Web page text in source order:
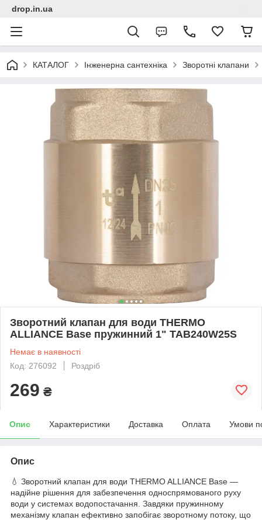
drop.in.ua
КАТАЛОГ Інженерна сантехніка Зворотні клапани
Зворотний клапан для води THERMO
ALLIANCE Base пружинний 1" TAB240W25S
Немає в наявності
Код: 276092
Роздріб
269 ₴
Опис Характеристики Доставка Оплата Умови
Опис
💧 Зворотний клапан для води THERMO ALLIANCE Base —
надійне рішення для забезпечення односпрямованого руху
води у системах водопостачання. Завдяки пружинному
механізму клапан ефективно запобігає зворотному потоку, що